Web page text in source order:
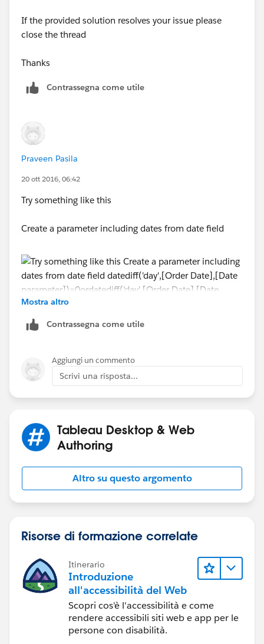
If the provided solution resolves your issue please
close the thread
Thanks
Contrassegna come utile
Praveen Pasila
20 ott 2016, 06:42
Try something like this
Create a parameter including dates from date field
datediff('day',[Order Date],[Date parameter])=366
Mostra altro
Contrassegna come utile
Aggiungi un commento
Scrivi una risposta...
Tableau Desktop & Web
Authoring
Altro su questo argomento
Risorse di formazione correlate
Itinerario
Introduzione
all'accessibilità del Web
Scopri cos'è l'accessibilità e come
rendere accessibili siti web e app per le
persone con disabilità.